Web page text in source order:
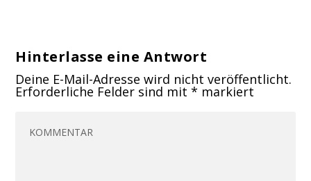
Hinterlasse eine Antwort
Deine E-Mail-Adresse wird nicht veröffentlicht.
Erforderliche Felder sind mit* markiert